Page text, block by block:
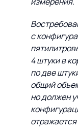
с
4 штуки в
по две
общий
но должен